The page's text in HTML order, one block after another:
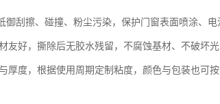
刮擦、碰撞、粉尘污染，保护门窗表面喷涂、电
友好，撕除后无胶水残留，不腐蚀基材、不破坏
厚度，根据使用周期定制粘度，颜色与包装也可按